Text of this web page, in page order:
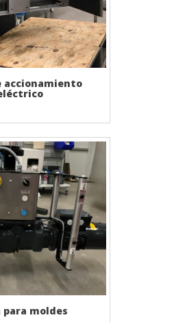
accionamiento
para moldes